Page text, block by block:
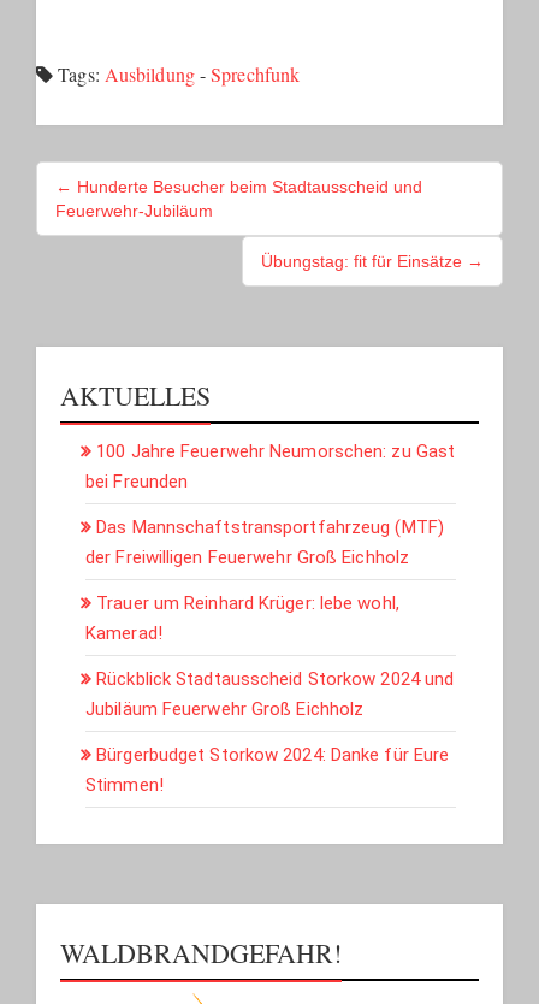
Tags: Ausbildung-Sprechfunk
BEITRAGSNAVIGATION
← Hunderte Besucher beim Stadtausscheid und
Feuerwehr-Jubiläum
Übungstag: fit für Einsätze →
AKTUELLES
100 Jahre Feuerwehr Neumorschen: zu Gast
bei Freunden
Das Mannschaftstransportfahrzeug (MTF)
der Freiwilligen Feuerwehr Groß Eichholz
Trauer um Reinhard Krüger: lebe wohl,
Kamerad!
Rückblick Stadtausscheid Storkow 2024 und
Jubiläum Feuerwehr Groß Eichholz
Bürgerbudget Storkow 2024: Danke für Eure
Stimmen!
WALDBRANDGEFAHR!